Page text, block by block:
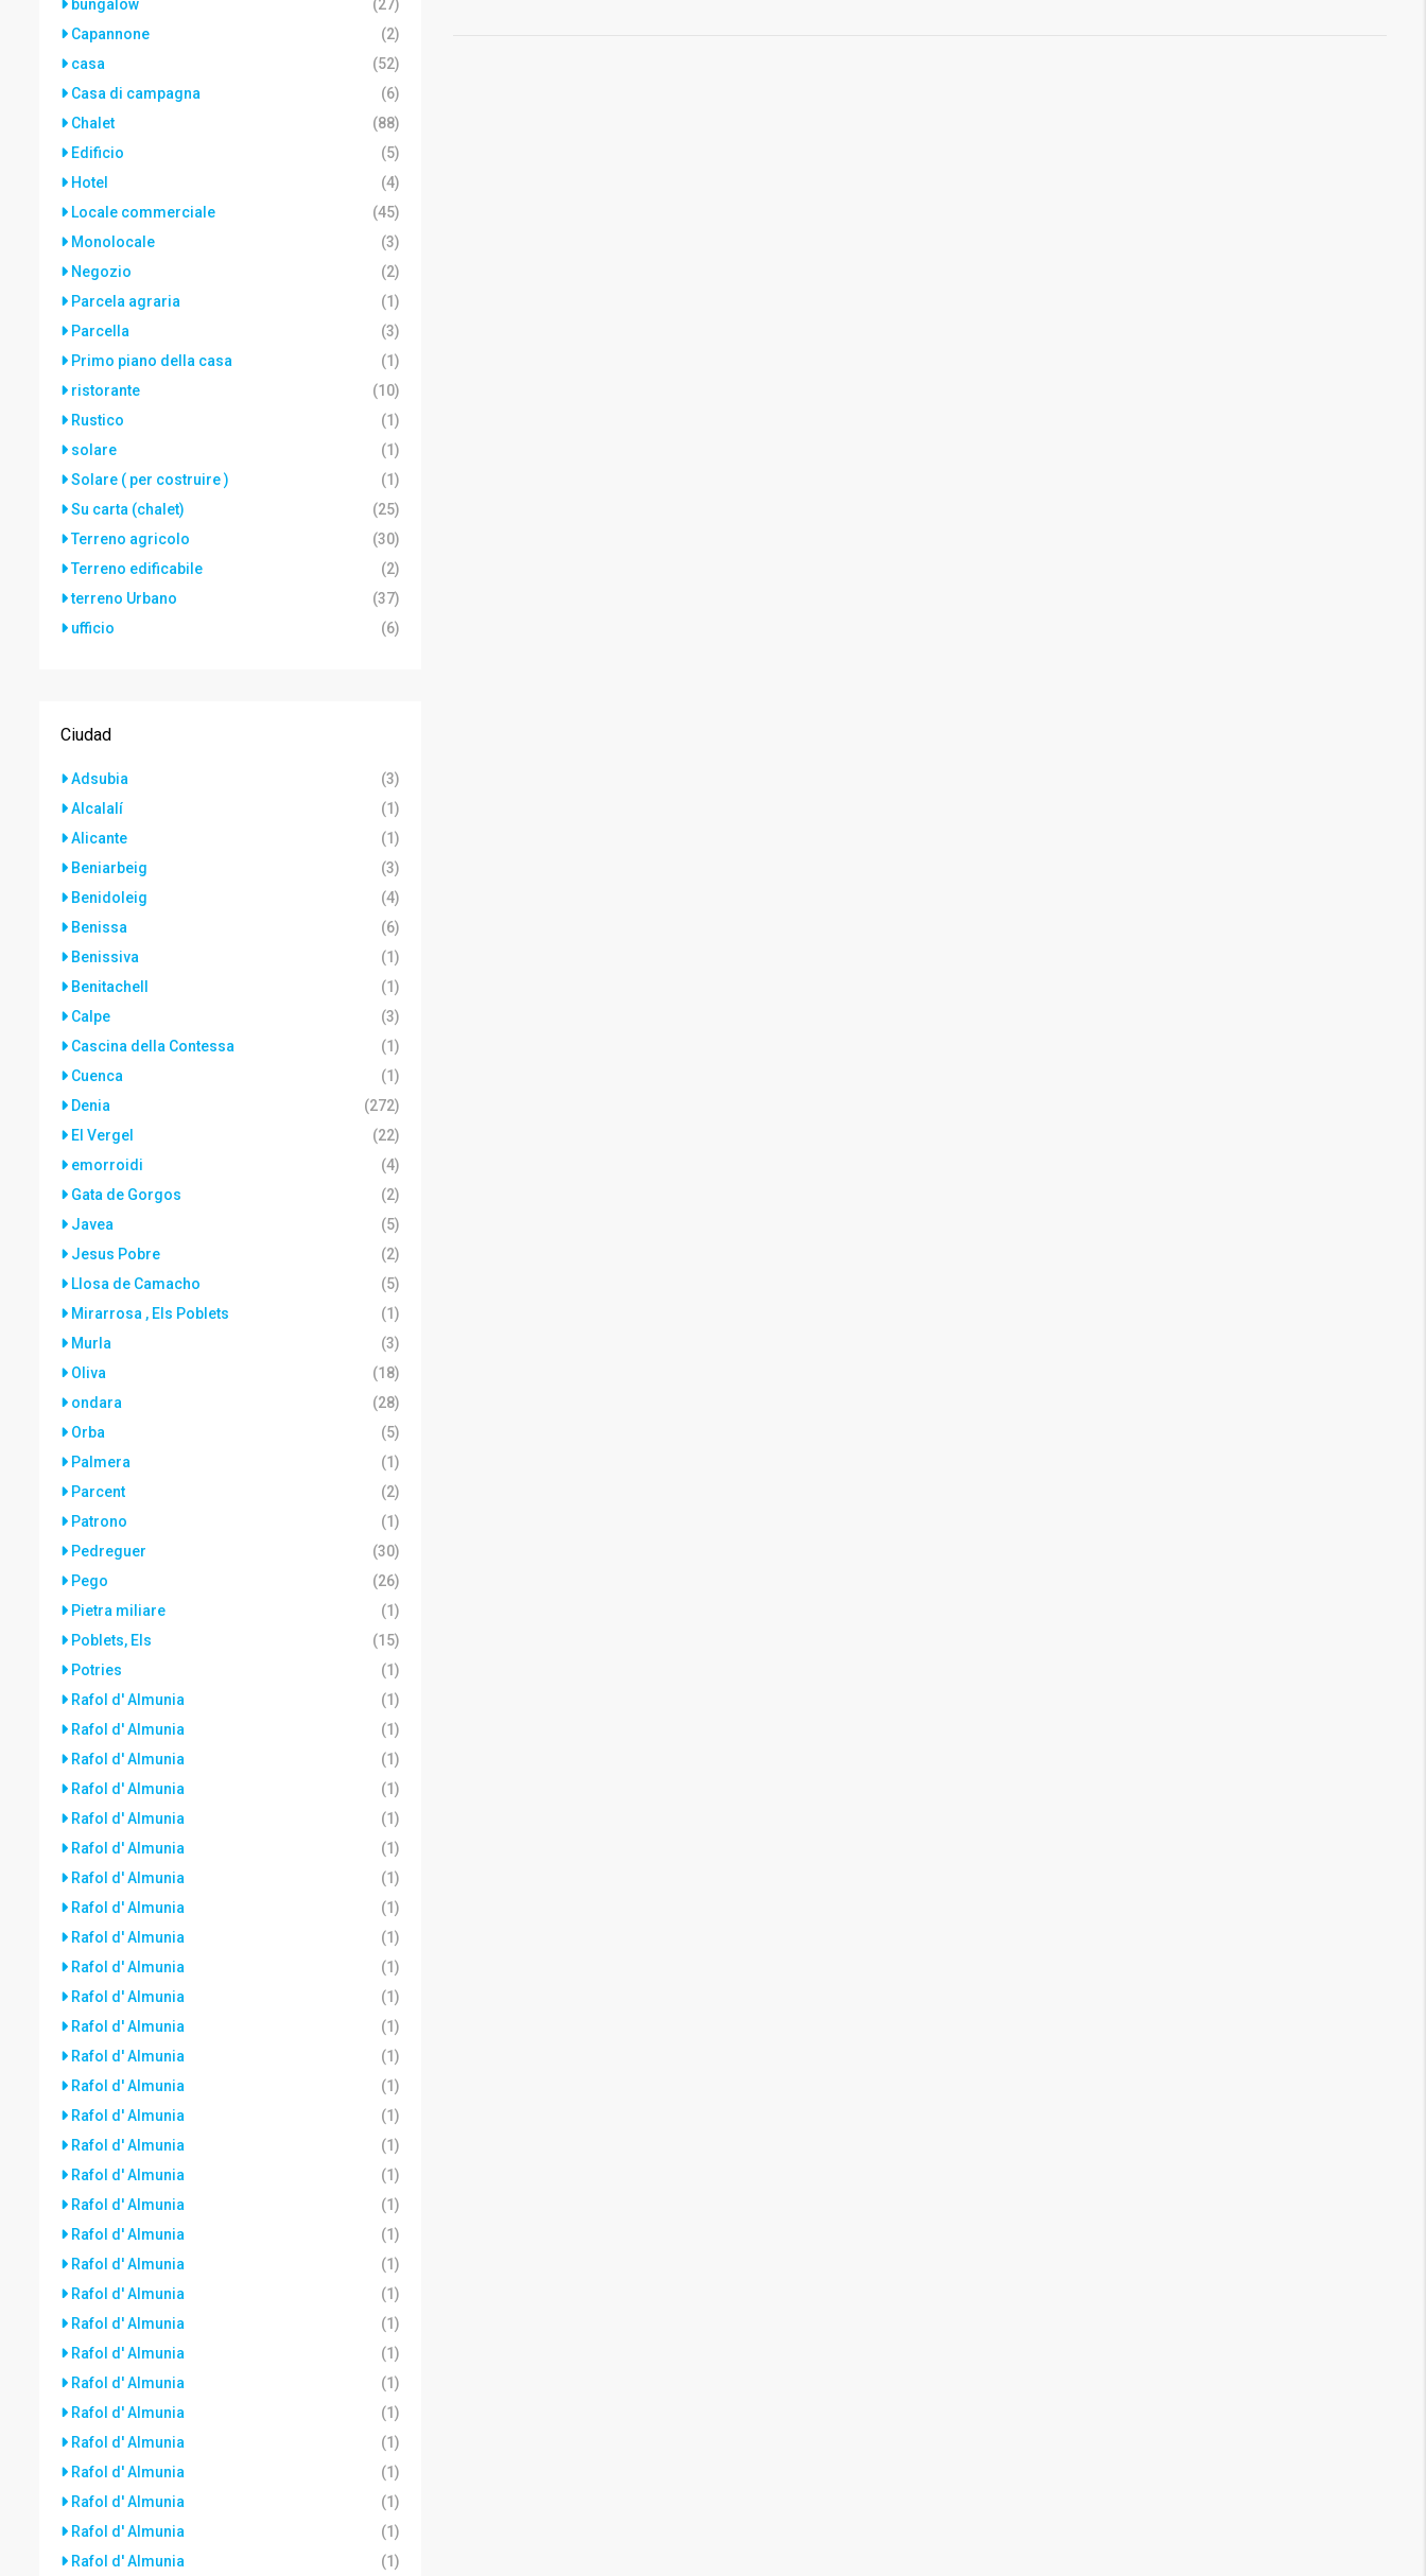
bungalow
(27)
Capannone
(2)
casa
(52)
Casa di campagna
(6)
Chalet
(88)
Edificio
(5)
Hotel
(4)
Locale commerciale
(45)
Monolocale
(3)
Negozio
(2)
Parcela agraria
(1)
Parcella
(3)
Primo piano della casa
(1)
ristorante
(10)
Rustico
(1)
solare
(1)
Solare ( per costruire )
(1)
Su carta (chalet)
(25)
Terreno agricolo
(30)
Terreno edificabile
(2)
terreno Urbano
(37)
ufficio
(6)
Ciudad
Adsubia
(3)
Alcalalí
(1)
Alicante
(1)
Beniarbeig
(3)
Benidoleig
(4)
Benissa
(6)
Benissiva
(1)
Benitachell
(1)
Calpe
(3)
Cascina della Contessa
(1)
Cuenca
(1)
Denia
(272)
El Vergel
(22)
emorroidi
(4)
Gata de Gorgos
(2)
Javea
(5)
Jesus Pobre
(2)
Llosa de Camacho
(5)
Mirarrosa , Els Poblets
(1)
Murla
(3)
Oliva
(18)
ondara
(28)
Orba
(5)
Palmera
(1)
Parcent
(2)
Patrono
(1)
Pedreguer
(30)
Pego
(26)
Pietra miliare
(1)
Poblets, Els
(15)
Potries
(1)
Rafol d' Almunia
(1)
Rafol d' Almunia
(1)
Rafol d' Almunia
(1)
Rafol d' Almunia
(1)
Rafol d' Almunia
(1)
Rafol d' Almunia
(1)
Rafol d' Almunia
(1)
Rafol d' Almunia
(1)
Rafol d' Almunia
(1)
Rafol d' Almunia
(1)
Rafol d' Almunia
(1)
Rafol d' Almunia
(1)
Rafol d' Almunia
(1)
Rafol d' Almunia
(1)
Rafol d' Almunia
(1)
Rafol d' Almunia
(1)
Rafol d' Almunia
(1)
Rafol d' Almunia
(1)
Rafol d' Almunia
(1)
Rafol d' Almunia
(1)
Rafol d' Almunia
(1)
Rafol d' Almunia
(1)
Rafol d' Almunia
(1)
Rafol d' Almunia
(1)
Rafol d' Almunia
(1)
Rafol d' Almunia
(1)
Rafol d' Almunia
(1)
Rafol d' Almunia
(1)
Rafol d' Almunia
(1)
Rafol d' Almunia
(1)